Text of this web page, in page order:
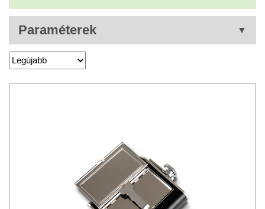
Paraméterek